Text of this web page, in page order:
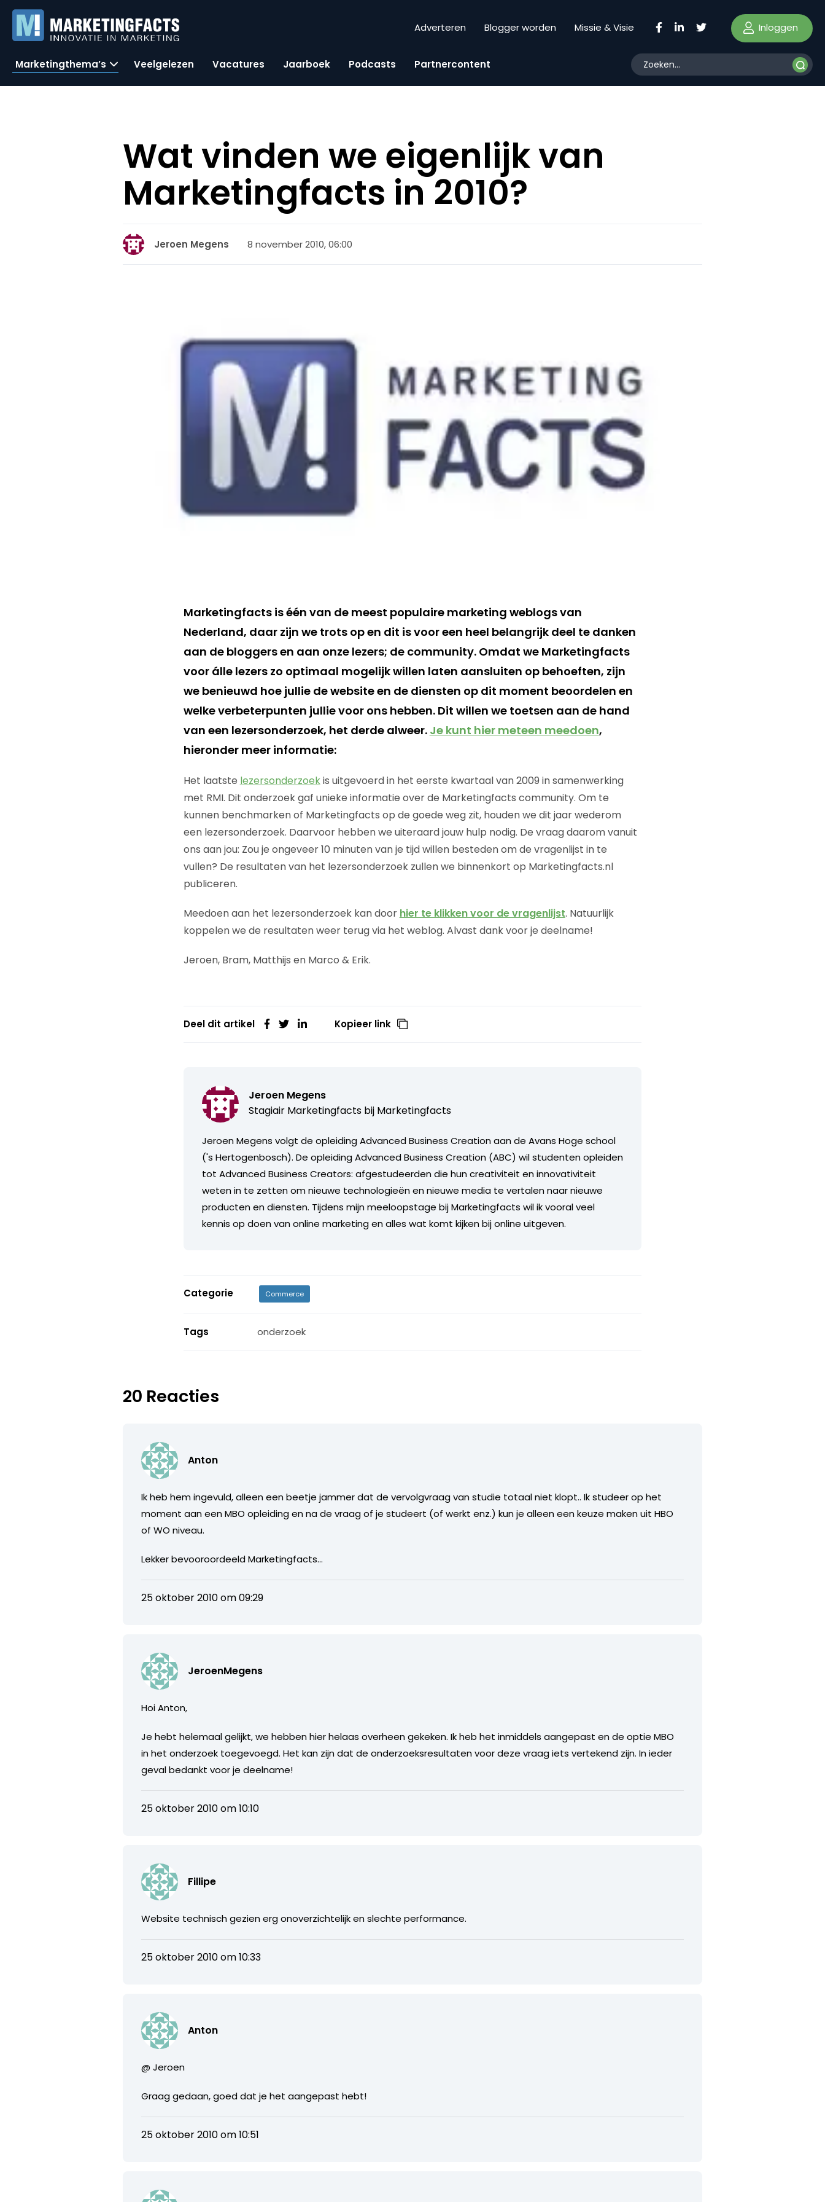
Adverteren Blogger worden Missie & Visie Inloggen
Marketingthema’s Veelgelezen Vacatures Jaarboek Podcasts Partnercontent
Wat vinden we eigenlijk van
Marketingfacts in 2010?
Jeroen Megens 8 november 2010, 06:00
Marketingfacts is één van de meest populaire marketing weblogs van
Nederland, daar zijn we trots op en dit is voor een heel belangrijk deel te danken
aan de bloggers en aan onze lezers; de community. Omdat we Marketingfacts
voor álle lezers zo optimaal mogelijk willen laten aansluiten op behoeften, zijn
we benieuwd hoe jullie de website en de diensten op dit moment beoordelen en
welke verbeterpunten jullie voor ons hebben. Dit willen we toetsen aan de hand
van een lezersonderzoek, het derde alweer. Je kunt hier meteen meedoen,
hieronder meer informatie:
Het laatste lezersonderzoekis uitgevoerd in het eerste kwartaal van 2009 in samenwerking
met RMI. Dit onderzoek gaf unieke informatie over de Marketingfacts community. Om te
kunnen benchmarken of Marketingfacts op de goede weg zit, houden we dit jaar wederom
een lezersonderzoek. Daarvoor hebben we uiteraard jouw hulp nodig. De vraag daarom vanuit
ons aan jou: Zou je ongeveer 10 minuten van je tijd willen besteden om de vragenlijst in te
vullen? De resultaten van het lezersonderzoek zullen we binnenkort op Marketingfacts.nl
publiceren.
Meedoen aan het lezersonderzoek kan door hier te klikken voor de vragenlijst. Natuurlijk
koppelen we de resultaten weer terug via het weblog. Alvast dank voor je deelname!
Jeroen, Bram, Matthijs en Marco & Erik.
Deel dit artikel Kopieer link
Jeroen Megens
Stagiair Marketingfacts bij Marketingfacts
Jeroen Megens volgt de opleiding Advanced Business Creation aan de Avans Hoge school
('s Hertogenbosch). De opleiding Advanced Business Creation (ABC) wil studenten opleiden
tot Advanced Business Creators: afgestudeerden die hun creativiteit en innovativiteit
weten in te zetten om nieuwe technologieën en nieuwe media te vertalen naar nieuwe
producten en diensten. Tijdens mijn meeloopstage bij Marketingfacts wil ik vooral veel
kennis op doen van online marketing en alles wat komt kijken bij online uitgeven.
Categorie Commerce
Tags onderzoek
20 Reacties
Anton
Ik heb hem ingevuld, alleen een beetje jammer dat de vervolgvraag van studie totaal niet klopt.. Ik studeer op het
moment aan een MBO opleiding en na de vraag of je studeert (of werkt enz.) kun je alleen een keuze maken uit HBO
of WO niveau.
Lekker bevooroordeeld Marketingfacts…
25 oktober 2010 om 09:29
JeroenMegens
Hoi Anton,
Je hebt helemaal gelijkt, we hebben hier helaas overheen gekeken. Ik heb het inmiddels aangepast en de optie MBO
in het onderzoek toegevoegd. Het kan zijn dat de onderzoeksresultaten voor deze vraag iets vertekend zijn. In ieder
geval bedankt voor je deelname!
25 oktober 2010 om 10:10
Fillipe
Website technisch gezien erg onoverzichtelijk en slechte performance.
25 oktober 2010 om 10:33
Anton
@ Jeroen
Graag gedaan, goed dat je het aangepast hebt!
25 oktober 2010 om 10:51